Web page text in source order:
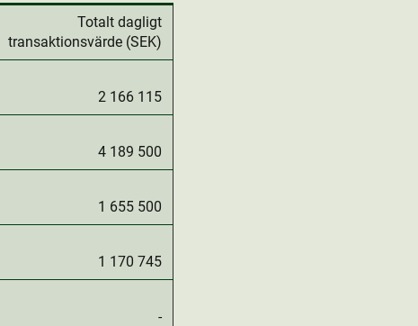
Totalt dagligt
transaktionsvärde (SEK)
2 166 115
4 189 500
1 655 500
1 170 745
-